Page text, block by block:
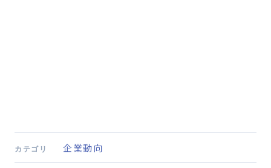
カテゴリ 企業動向